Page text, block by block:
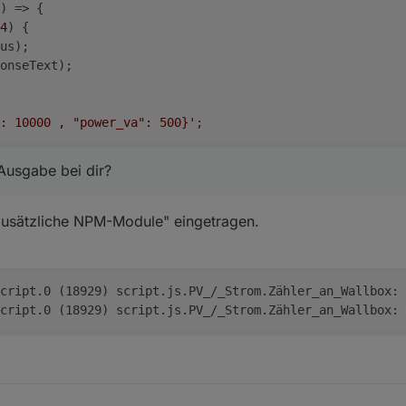
=> {
4) {
);
);
10000 , "power_va": 500}' ;
bei dir?
NPM-Module" eingetragen.
info	javascript.0 (18929) script.js.PV_/
info	javascript.0 (18929) script.js.PV_/